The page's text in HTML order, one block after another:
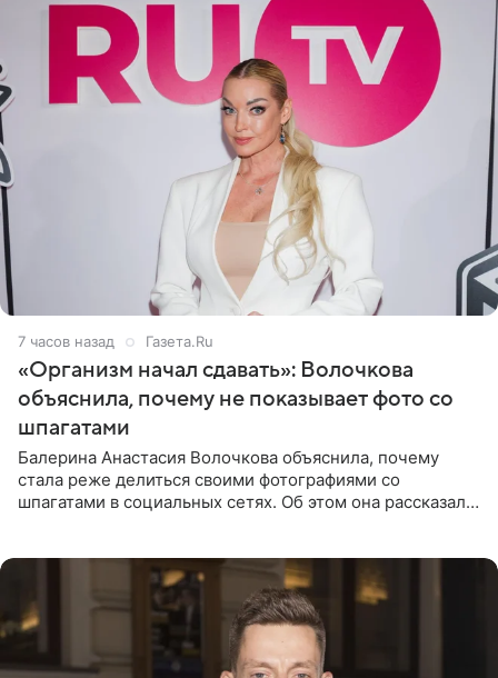
7 часов назад Газета.Ru
«Организм начал сдавать»: Волочкова
объяснила, почему не показывает фото со
шпагатами
Балерина Анастасия Волочкова объяснила, почему
стала реже делиться своими фотографиями со
шпагатами в социальных сетях. Об этом она рассказала